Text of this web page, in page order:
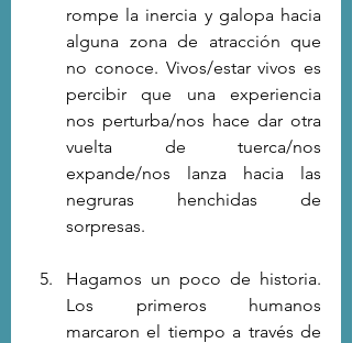
rompe la inercia y galopa hacia
alguna zona de atracción que
no conoce. Vivos/estar vivos es
percibir que una experiencia
nos perturba/nos hace dar otra
vuelta de tuerca/nos
expande/nos lanza hacia las
negruras henchidas de
sorpresas.
Hagamos un poco de historia.
Los primeros humanos
marcaron el tiempo a través de